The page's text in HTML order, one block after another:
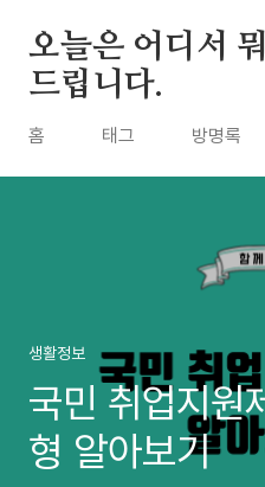
오늘은 어디서
드립니다.
홈 태그 방명록
생활정보
국민 취업지원
형 알아보기